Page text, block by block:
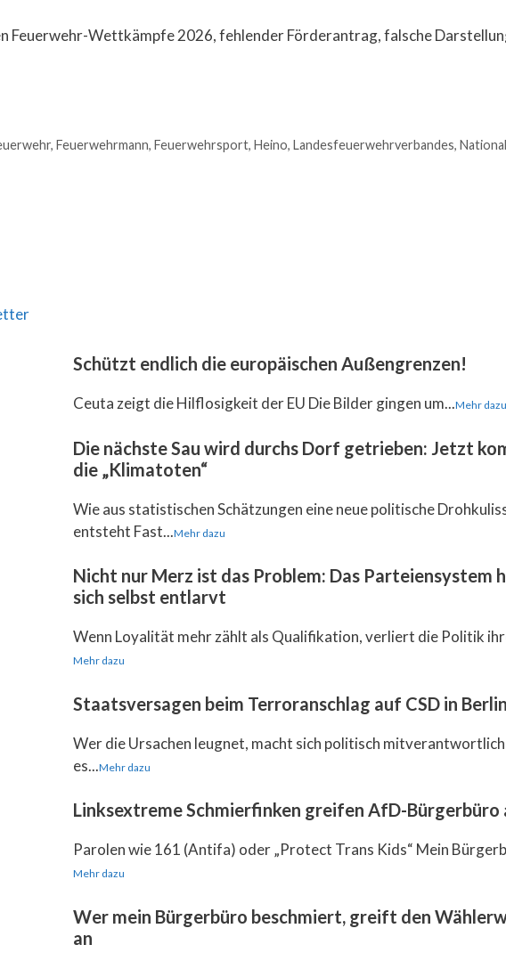
Feuerwehr-Wettkämpfe 2026, fehlender Förderantrag, falsche
, Feuerwehrmann, Feuerwehrsport, Heino, Landesfeuerwehrverbandes,
Schützt endlich die europäischen Außengrenzen!
Ceuta zeigt die Hilflosigkeit der EU Die Bilder gingen um...Mehr dazu
Die nächste Sau wird durchs Dorf getrieben: Jetzt
die „Klimatoten“
Wie aus statistischen Schätzungen eine neue politische
entsteht Fast...Mehr dazu
Nicht nur Merz ist das Problem: Das Parteiensystem
sich selbst entlarvt
Wenn Loyalität mehr zählt als Qualifikation, verliert die Politik
Mehr dazu
Staatsversagen beim Terroranschlag auf CSD in Berlin
Wer die Ursachen leugnet, macht sich politisch
es...Mehr dazu
Linksextreme Schmierfinken greifen AfD-Bürgerbüro
Parolen wie 161 (Antifa) oder „Protect Trans Kids“ Mein
Mehr dazu
Wer mein Bürgerbüro beschmiert, greift den
an